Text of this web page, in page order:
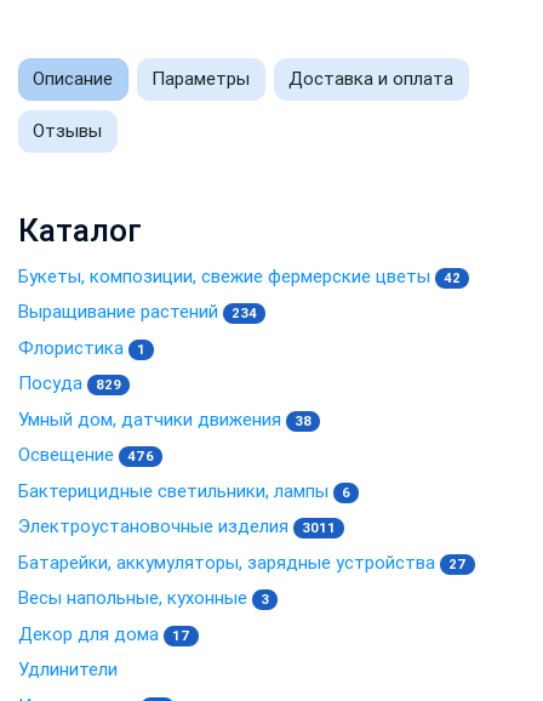
Описание Параметры Доставка и оплата
Отзывы
Каталог
Букеты, композиции, свежие фермерские цветы 42
Выращивание растений 234
Флористика 1
Посуда 829
Умный дом, датчики движения 38
Освещение 476
Бактерицидные светильники, лампы 6
Электроустановочные изделия 3011
Батарейки, аккумуляторы, зарядные устройства 27
Весы напольные, кухонные 3
Декор для дома 17
Удлинители